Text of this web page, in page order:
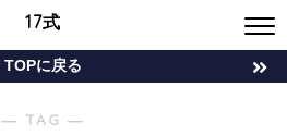
17式
TOPに戻る
― TAG ―